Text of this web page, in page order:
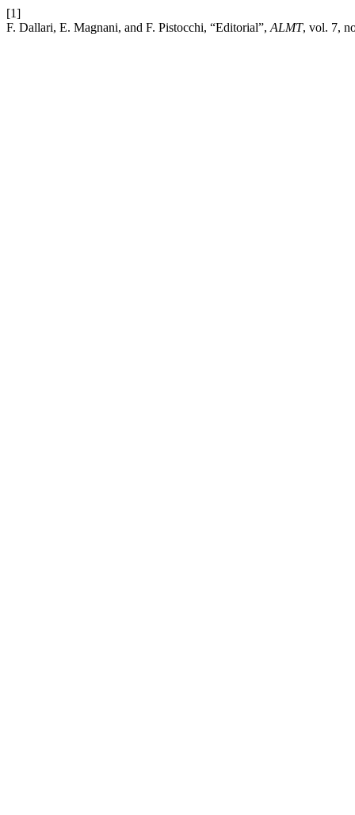
[1]
F. Dallari, E. Magnani, and F. Pistocchi, “Editorial”, ALMT, vol. 7,